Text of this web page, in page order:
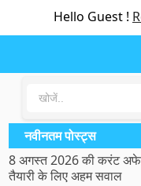
Hello Guest !
नवीनतम पोस्ट्स
8 अगस्त 2026 की करंट
तैयारी के लिए अहम सवाल